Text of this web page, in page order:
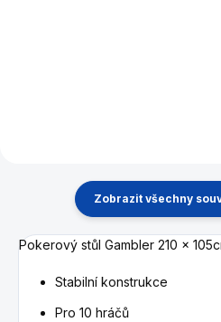
Zobrazit všechny
Pokerový stůl Gambler 210 x
Stabilní konstrukce
Pro 10 hráčů